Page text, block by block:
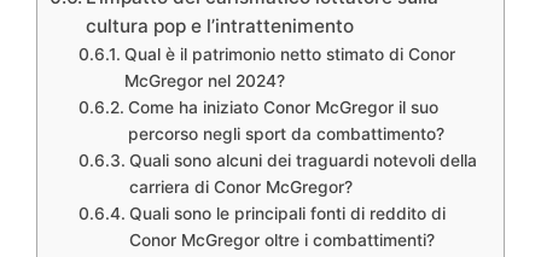
cultura pop e l’intrattenimento
Qual è il patrimonio netto stimato di Conor
McGregor nel 2024?
Come ha iniziato Conor McGregor il suo
percorso negli sport da combattimento?
Quali sono alcuni dei traguardi notevoli della
carriera di Conor McGregor?
Quali sono le principali fonti di reddito di
Conor McGregor oltre i combattimenti?